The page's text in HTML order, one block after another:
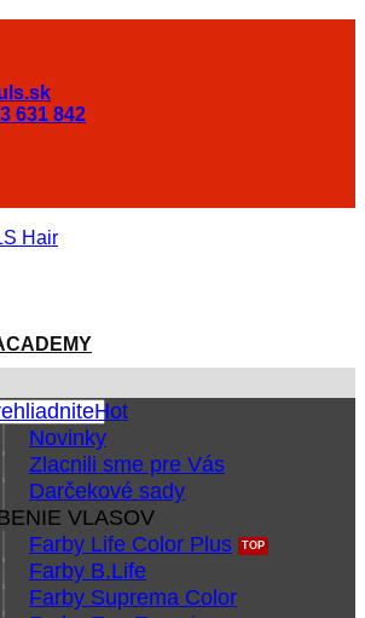
631 842
Novinky
Zlacnili sme pre Vás
Darčekové sady
VLASOV
Farby Life Color Plus
Farby B.Life
Farby Suprema Color